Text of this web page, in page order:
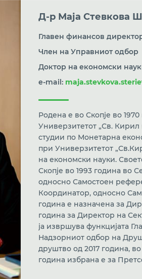
Д-р Маја Стевкова
Главен финансов
Член на Управниот одбор
Доктор на економски
e-mail:
Родена е во Скопје во
Универзитетот „Св. Кирил
студии по Монетарна
при Универзитетот
на економски науки.
Скопје во 1993 година во
односно Самостоен
Координатор, односно
година е назначена за
година за Директор на
ја извршува функцијата
Надзорниот одбор на
друштво од 2017 година,
година избрана е за